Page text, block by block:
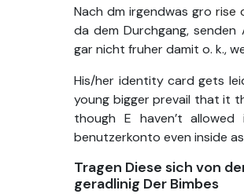
Nach dm irgendwas gro rise
da dem Durchgang,
gar nicht fruher damit o. k.,
His/her identity card gets
young bigger prevail that it
though E haven’t
benutzerkonto even inside
Tragen Diese sich von
geradlinig Der Bimbes